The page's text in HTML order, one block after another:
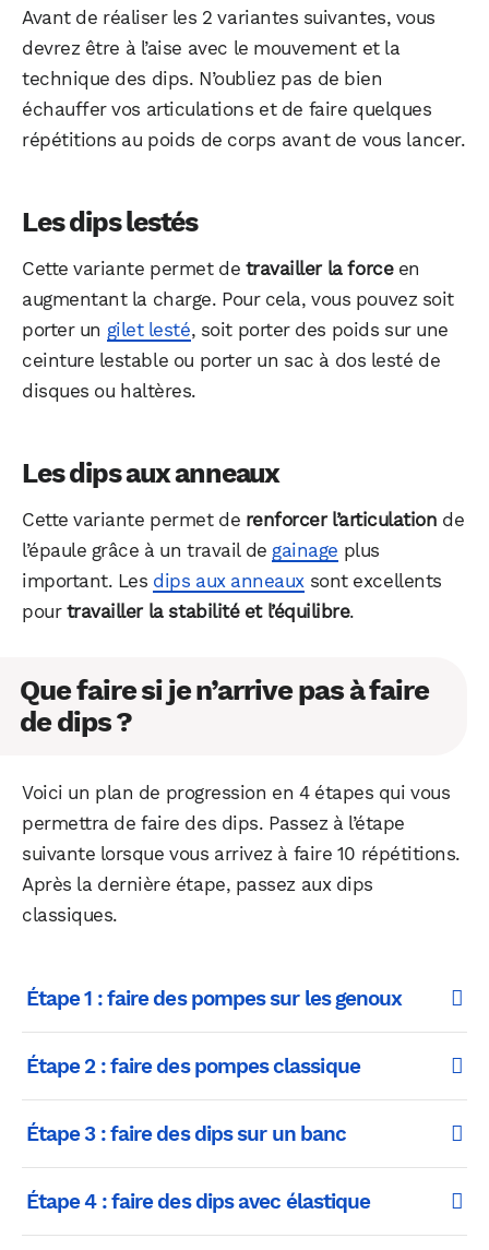
Avant de réaliser les 2 variantes suivantes, vous
devrez être à l’aise avec le mouvement et la
technique des dips. N’oubliez pas de bien
échauffer vos articulations et de faire quelques
répétitions au poids de corps avant de vous lancer.
Les dips lestés
Cette variante permet de travailler la forceen
augmentant la charge. Pour cela, vous pouvez soit
porter un gilet lesté, soit porter des poids sur une
ceinture lestable ou porter un sac à dos lesté de
disques ou haltères.
Les dips aux anneaux
Cette variante permet de renforcer l’articulation de
l’épaule grâce à un travail de gainage plus
important. Les dips aux anneauxsont excellents
pour travailler la stabilité et l’équilibre.
Que faire si je n’arrive pas à faire
de dips ?
Voici un plan de progression en 4 étapes qui vous
permettra de faire des dips. Passez à l’étape
suivante lorsque vous arrivez à faire 10 répétitions.
Après la dernière étape, passez aux dips
classiques.
Étape 1 : faire des pompes sur les genoux
Étape 2 : faire des pompes classique
Étape 3 : faire des dips sur un banc
Étape 4 : faire des dips avec élastique